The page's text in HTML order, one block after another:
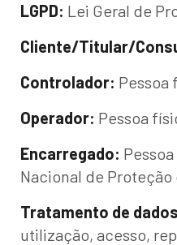
LGPD: Lei Geral de
Cliente/Titular/
Controlador: Pessoa
Operador: Pessoa
Encarregado:
Nacional de Proteção
Tratamento de
utilização, acesso,